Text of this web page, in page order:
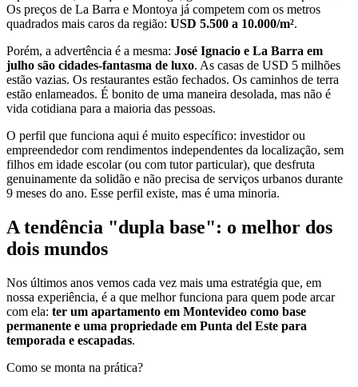
Os preços de La Barra e Montoya já competem com os metros
quadrados mais caros da região: USD 5.500 a 10.000/m².
Porém, a advertência é a mesma: José Ignacio e La Barra em
julho são cidades-fantasma de luxo. As casas de USD 5 milhões
estão vazias. Os restaurantes estão fechados. Os caminhos de terra
estão enlameados. É bonito de uma maneira desolada, mas não é
vida cotidiana para a maioria das pessoas.
O perfil que funciona aqui é muito específico: investidor ou
empreendedor com rendimentos independentes da localização, sem
filhos em idade escolar (ou com tutor particular), que desfruta
genuinamente da solidão e não precisa de serviços urbanos durante
9 meses do ano. Esse perfil existe, mas é uma minoria.
A tendência "dupla base": o melhor dos
dois mundos
Nos últimos anos vemos cada vez mais uma estratégia que, em
nossa experiência, é a que melhor funciona para quem pode arcar
com ela: ter um apartamento em Montevideo como base
permanente e uma propriedade em Punta del Este para
temporada e escapadas.
Como se monta na prática?